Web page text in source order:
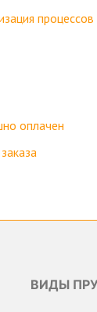
оплачен
ВИДЫ